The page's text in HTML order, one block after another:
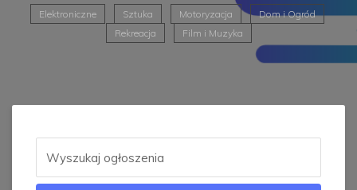
Elektroniczne Sztuka Motoryzacja
Dom i Ogród
Rekreacja
Film i Muzyka